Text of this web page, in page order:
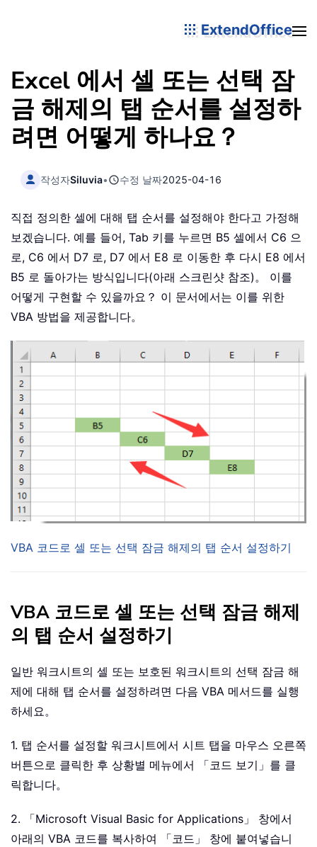
ExtendOffice
Excel 에서 셀 또는 선택 잠
금 해제의 탭 순서를 설정하
려면 어떻게 하나요？
작성자Siluvia• 수정 날짜2025-04-16
직접 정의한 셀에 대해 탭 순서를 설정해야 한다고 가정해
보겠습니다. 예를 들어, Tab 키를 누르면 B5 셀에서 C6 으
로, C6 에서 D7 로, D7 에서 E8 로 이동한 후 다시 E8 에서
B5 로 돌아가는 방식입니다(아래 스크린샷 참조)。 이를
어떻게 구현할 수 있을까요？ 이 문서에서는 이를 위한
VBA 방법을 제공합니다。
VBA 코드로 셀 또는 선택 잠금 해제의 탭 순서 설정하기
VBA 코드로 셀 또는 선택 잠금 해제
의 탭 순서 설정하기
일반 워크시트의 셀 또는 보호된 워크시트의 선택 잠금 해
제에 대해 탭 순서를 설정하려면 다음 VBA 메서드를 실행
하세요。
1. 탭 순서를 설정할 워크시트에서 시트 탭을 마우스 오른쪽
버튼으로 클릭한 후 상황별 메뉴에서 「코드 보기」를 클
릭합니다。
2. 「Microsoft Visual Basic for Applications」 창에서
아래의 VBA 코드를 복사하여 「코드」 창에 붙여넣습니